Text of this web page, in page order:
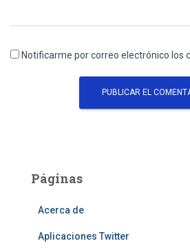
Notificarme por correo electrónico los
Páginas
Acerca de
Aplicaciones Twitter